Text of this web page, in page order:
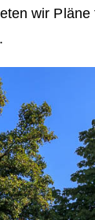
wir Pläne